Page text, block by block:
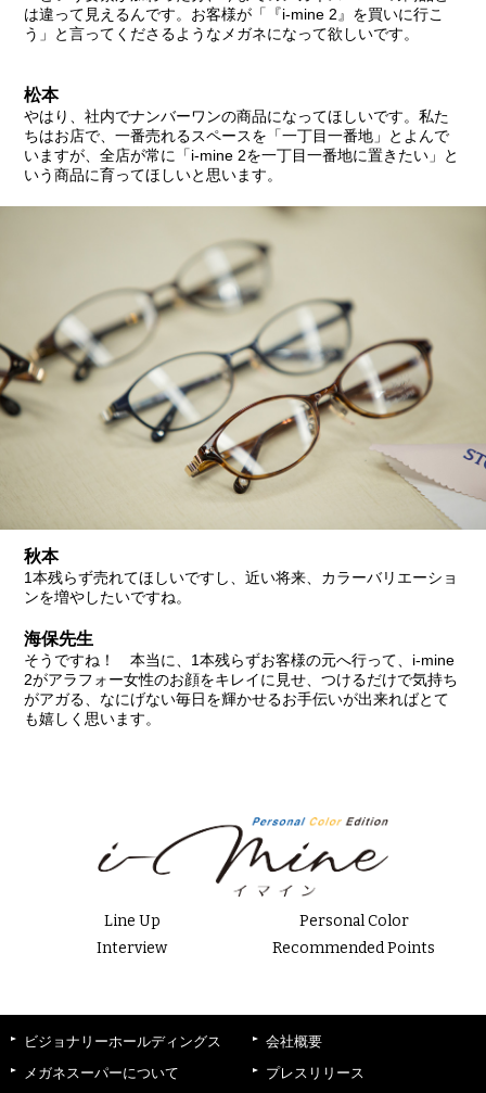
は違って見えるんです。お客様が「『i-mine 2』を買いに行こ
う」と言ってくださるようなメガネになって欲しいです。
松本
やはり、社内でナンバーワンの商品になってほしいです。私た
ちはお店で、一番売れるスペースを「一丁目一番地」とよんで
いますが、全店が常に「i-mine 2を一丁目一番地に置きたい」と
いう商品に育ってほしいと思います。
秋本
1本残らず売れてほしいですし、近い将来、カラーバリエーショ
ンを増やしたいですね。
海保先生
そうですね！ 本当に、1本残らずお客様の元へ行って、i-mine
2がアラフォー女性のお顔をキレイに見せ、つけるだけで気持ち
がアガる、なにげない毎日を輝かせるお手伝いが出来ればとて
も嬉しく思います。
Line Up
Personal Color
Interview
Recommended Points
ビジョナリーホールディングス
メガネスーパーについて
会社概要
プレスリリース